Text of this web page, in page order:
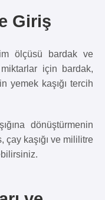
Giriş
ölçüsü bardak ve
miktarlar için bardak,
yemek kaşığı tercih
dönüştürmenin
çay kaşığı ve mililitre